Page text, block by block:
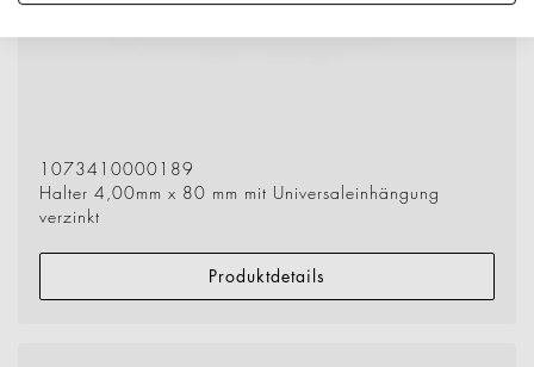
1073410000189
Halter 4,00mm x 80 mm mit Universaleinhängung
verzinkt
Produktdetails